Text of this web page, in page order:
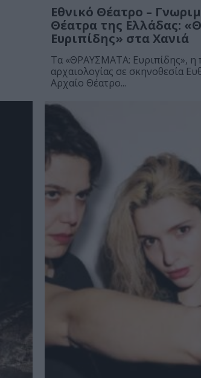
Εθνικό Θέατρο –
Θέατρα της Ελλάδας:
Ευριπίδης» στα Χανιά
Τα «ΘΡΑΥΣΜΑΤΑ: Ευριπίδης», η
αρχαιολογίας σε σκηνοθεσία
Αρχαίο Θέατρο...